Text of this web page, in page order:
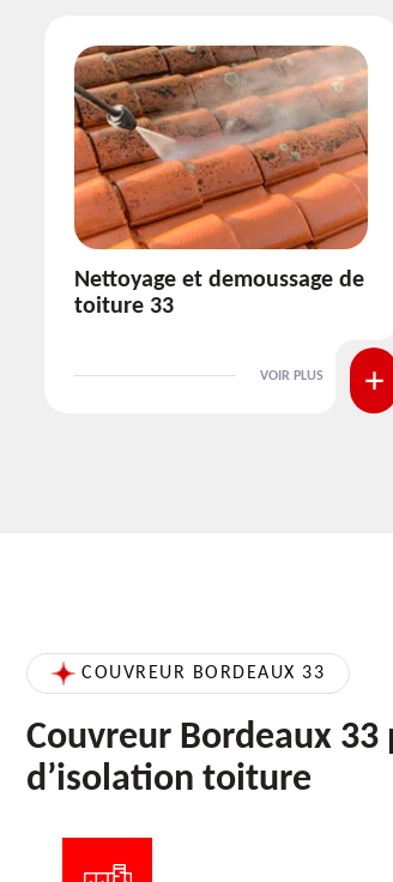
Etanchéité toiture 33
VOIR PLUS
COUVREUR BORDEAUX 33
Couvreur Bordeaux
d’isolation toiture